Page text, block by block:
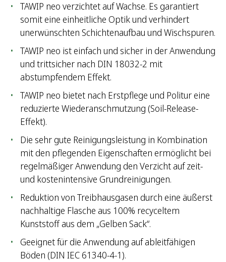
TAWIP neo verzichtet auf Wachse. Es garantiert
somit eine einheitliche Optik und verhindert
unerwünschten Schichtenaufbau und Wischspuren.
TAWIP neo ist einfach und sicher in der Anwendung
und trittsicher nach DIN 18032-2 mit
abstumpfendem Effekt.
TAWIP neo bietet nach Erstpflege und Politur eine
reduzierte Wiederanschmutzung (Soil-Release-
Effekt).
Die sehr gute Reinigungsleistung in Kombination
mit den pflegenden Eigenschaften ermöglicht bei
regelmäßiger Anwendung den Verzicht auf zeit-
und kostenintensive Grundreinigungen.
Reduktion von Treibhausgasen durch eine äußerst
nachhaltige Flasche aus 100% recyceltem
Kunststoff aus dem „Gelben Sack“.
Geeignet für die Anwendung auf ableitfähigen
Böden (DIN IEC 61340-4-1).